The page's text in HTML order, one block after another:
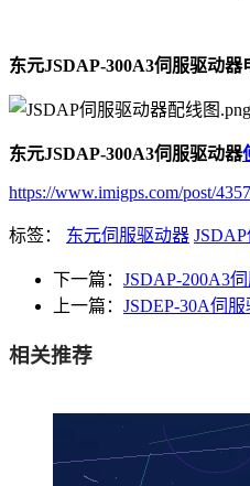
东元JSDAP-300A3伺服驱动器
东元JSDAP-300A3伺服驱动器
https://www.imigps.com/post/
标签： 东元伺服驱动器
下一篇： JSDAP-200A3
上一篇： JSDEP-30A伺
相关推荐